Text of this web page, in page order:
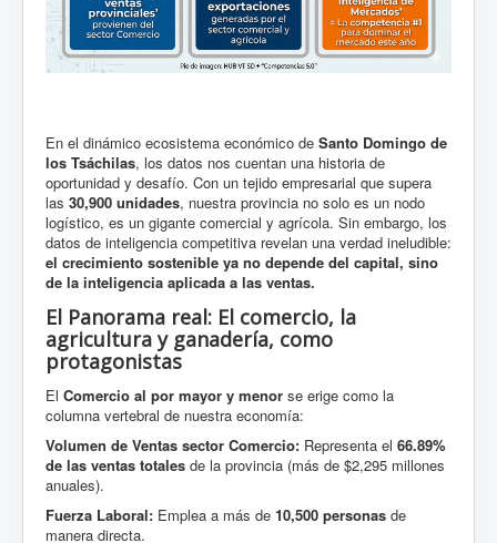
En el dinámico ecosistema económico de Santo Domingo de
los Tsáchilas, los datos nos cuentan una historia de
oportunidad y desafío. Con un tejido empresarial que supera
las 30,900 unidades, nuestra provincia no solo es un nodo
logístico, es un gigante comercial y agrícola. Sin embargo, los
datos de inteligencia competitiva revelan una verdad ineludible:
el crecimiento sostenible ya no depende del capital, sino
de la inteligencia aplicada a las ventas.
El Panorama real: El comercio, la
agricultura y ganadería, como
protagonistas
El Comercio al por mayor y menor se erige como la
columna vertebral de nuestra economía:
Volumen de Ventas sector Comercio: Representa el 66.89%
de las ventas totales de la provincia (más de $2,295 millones
anuales).
Fuerza Laboral: Emplea a más de 10,500 personas de
manera directa.